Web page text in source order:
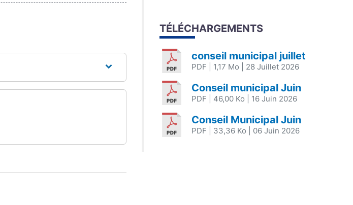
TÉLÉCHARGEMENTS
conseil municipal juillet
PDF | 1,17 Mo | 28 Juillet 2026
Conseil municipal Juin
PDF | 46,00 Ko | 16 Juin 2026
Conseil Municipal Juin
PDF | 33,36 Ko | 06 Juin 2026